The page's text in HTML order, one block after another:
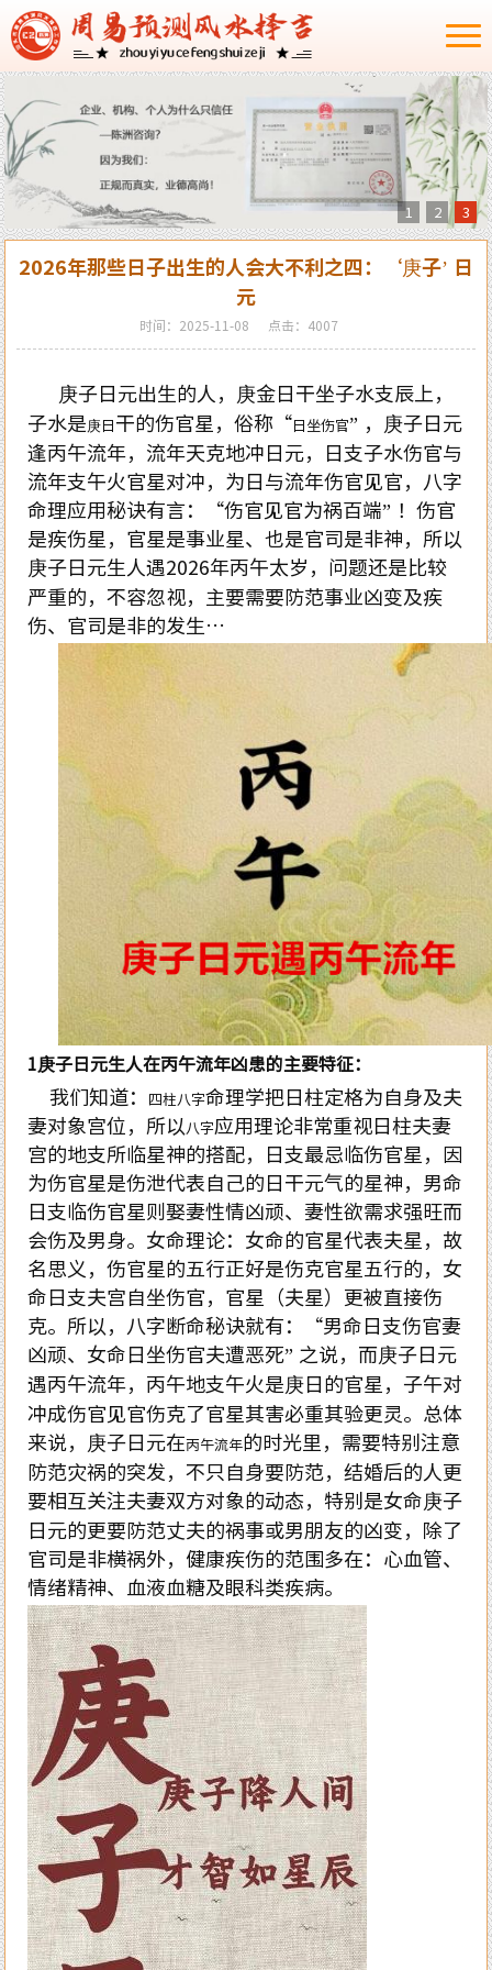
1 2 3
2026年那些日子出生的人会大不利之四：‘庚子’ 日
元
时间：2025-11-08 点击：4007
庚子日元出生的人，庚金日干坐子水支辰上，
子水是庚日干的伤官星，俗称“日坐伤官” ，庚子日元
逢丙午流年，流年天克地冲日元，日支子水伤官与
流年支午火官星对冲，为日与流年伤官见官，八字
命理应用秘诀有言：“伤官见官为祸百端” ！伤官
是疾伤星，官星是事业星、也是官司是非神，所以
庚子日元生人遇2026年丙午太岁，问题还是比较
严重的，不容忽视，主要需要防范事业凶变及疾
伤、官司是非的发生…
1庚子日元生人在丙午流年凶患的主要特征：
我们知道： 四柱八字命理学把日柱定格为自身及夫
妻对象宫位，所以八字应用理论非常重视日柱夫妻
宫的地支所临星神的搭配，日支最忌临伤官星，因
为伤官星是伤泄代表自己的日干元气的星神，男命
日支临伤官星则娶妻性情凶顽、妻性欲需求强旺而
会伤及男身。女命理论：女命的官星代表夫星，故
名思义，伤官星的五行正好是伤克官星五行的，女
命日支夫宫自坐伤官，官星（夫星）更被直接伤
克。所以，八字断命秘诀就有：“男命日支伤官妻
凶顽、女命日坐伤官夫遭恶死” 之说，而庚子日元
遇丙午流年，丙午地支午火是庚日的官星，子午对
冲成伤官见官伤克了官星其害必重其验更灵。总体
来说，庚子日元在丙午流年的时光里，需要特别注意
防范灾祸的突发，不只自身要防范，结婚后的人更
要相互关注夫妻双方对象的动态，特别是女命庚子
日元的更要防范丈夫的祸事或男朋友的凶变，除了
官司是非横祸外，健康疾伤的范围多在：心血管、
情绪精神、血液血糖及眼科类疾病。